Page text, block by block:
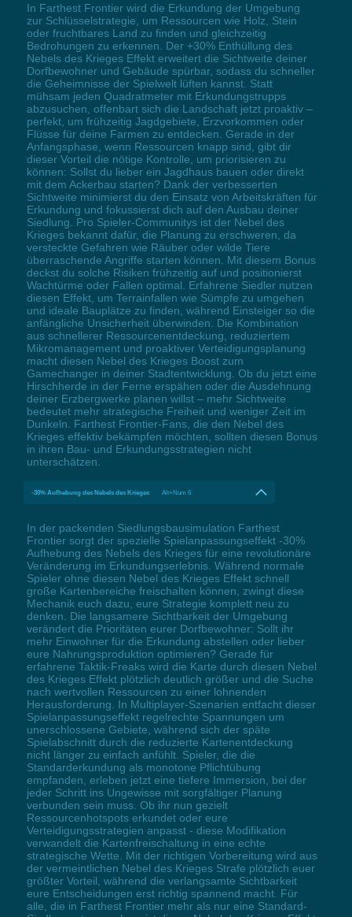
In Farthest Frontier wird die Erkundung der Umgebung
zur Schlüsselstrategie, um Ressourcen wie Holz, Stein
oder fruchtbares Land zu finden und gleichzeitig
Bedrohungen zu erkennen. Der +30% Enthüllung des
Nebels des Krieges Effekt erweitert die Sichtweite deiner
Dorfbewohner und Gebäude spürbar, sodass du schneller
die Geheimnisse der Spielwelt lüften kannst. Statt
mühsam jeden Quadratmeter mit Erkundungstrupps
abzusuchen, offenbart sich die Landschaft jetzt proaktiv –
perfekt, um frühzeitig Jagdgebiete, Erzvorkommen oder
Flüsse für deine Farmen zu entdecken. Gerade in der
Anfangsphase, wenn Ressourcen knapp sind, gibt dir
dieser Vorteil die nötige Kontrolle, um priorisieren zu
können: Sollst du lieber ein Jagdhaus bauen oder direkt
mit dem Ackerbau starten? Dank der verbesserten
Sichtweite minimierst du den Einsatz von Arbeitskräften für
Erkundung und fokussierst dich auf den Ausbau deiner
Siedlung. Pro Spieler-Communitys ist der Nebel des
Krieges bekannt dafür, die Planung zu erschweren, da
versteckte Gefahren wie Räuber oder wilde Tiere
überraschende Angriffe starten können. Mit diesem Bonus
deckst du solche Risiken frühzeitig auf und positionierst
Wachtürme oder Fallen optimal. Erfahrene Siedler nutzen
diesen Effekt, um Terrainfallen wie Sümpfe zu umgehen
und ideale Bauplätze zu finden, während Einsteiger so die
anfängliche Unsicherheit überwinden. Die Kombination
aus schnellerer Ressourcenentdeckung, reduziertem
Mikromanagement und proaktiver Verteidigungsplanung
macht diesen Nebel des Krieges Boost zum
Gamechanger in deiner Stadtentwicklung. Ob du jetzt eine
Hirschherde in der Ferne erspähen oder die Ausdehnung
deiner Erzbergwerke planen willst – mehr Sichtweite
bedeutet mehr strategische Freiheit und weniger Zeit im
Dunkeln. Farthest Frontier-Fans, die den Nebel des
Krieges effektiv bekämpfen möchten, sollten diesen Bonus
in ihren Bau- und Erkundungsstrategien nicht
unterschätzen.
-30% Aufhebung des Nebels des Krieges Alt+Num 6
In der packenden Siedlungsbausimulation Farthest
Frontier sorgt der spezielle Spielanpassungseffekt -30%
Aufhebung des Nebels des Krieges für eine revolutionäre
Veränderung im Erkundungserlebnis. Während normale
Spieler ohne diesen Nebel des Krieges Effekt schnell
große Kartenbereiche freischalten können, zwingt diese
Mechanik euch dazu, eure Strategie komplett neu zu
denken. Die langsamere Sichtbarkeit der Umgebung
verändert die Prioritäten eurer Dorfbewohner: Sollt ihr
mehr Einwohner für die Erkundung abstellen oder lieber
eure Nahrungsproduktion optimieren? Gerade für
erfahrene Taktik-Freaks wird die Karte durch diesen Nebel
des Krieges Effekt plötzlich deutlich größer und die Suche
nach wertvollen Ressourcen zu einer lohnenden
Herausforderung. In Multiplayer-Szenarien entfacht dieser
Spielanpassungseffekt regelrechte Spannungen um
unerschlossene Gebiete, während sich der späte
Spielabschnitt durch die reduzierte Kartenentdeckung
nicht länger zu einfach anfühlt. Spieler, die die
Standarderkundung als monotone Pflichtübung
empfanden, erleben jetzt eine tiefere Immersion, bei der
jeder Schritt ins Ungewisse mit sorgfältiger Planung
verbunden sein muss. Ob ihr nun gezielt
Ressourcenhotspots erkundet oder eure
Verteidigungsstrategien anpasst - diese Modifikation
verwandelt die Kartenfreischaltung in eine echte
strategische Wette. Mit der richtigen Vorbereitung wird aus
der vermeintlichen Nebel des Krieges Strafe plötzlich euer
größter Vorteil, während die verlangsamte Sichtbarkeit
eure Entscheidungen erst richtig spannend macht. Für
alle, die in Farthest Frontier mehr als nur eine Standard-